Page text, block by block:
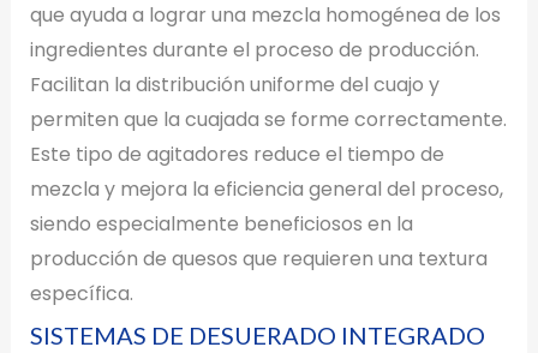
que ayuda a lograr una mezcla homogénea de los
ingredientes durante el proceso de producción.
Facilitan la distribución uniforme del cuajo y
permiten que la cuajada se forme correctamente.
Este tipo de agitadores reduce el tiempo de
mezcla y mejora la eficiencia general del proceso,
siendo especialmente beneficiosos en la
producción de quesos que requieren una textura
específica.
SISTEMAS DE DESUERADO INTEGRADO